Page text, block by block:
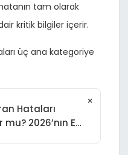
tam olarak
kritik bilgiler içerir.
üç ana kategoriye
Hataları
2026’nın En
×